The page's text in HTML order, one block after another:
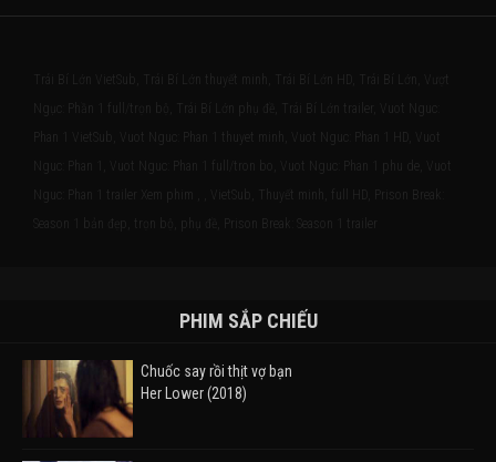
Trái Bí Lớn VietSub, Trái Bí Lớn thuyết minh, Trái Bí Lớn HD, Trái Bí Lớn, Vượt
Ngục: Phần 1 full/trọn bộ, Trái Bí Lớn phụ đề, Trái Bí Lớn trailer, Vuot Nguc:
Phan 1 VietSub, Vuot Nguc: Phan 1 thuyet minh, Vuot Nguc: Phan 1 HD, Vuot
Nguc: Phan 1, Vuot Nguc: Phan 1 full/tron bo, Vuot Nguc: Phan 1 phu de, Vuot
Nguc: Phan 1 trailer Xem phim , , VietSub, Thuyết minh, full HD, Prison Break:
Season 1 bản đẹp, trọn bộ, phụ đề, Prison Break: Season 1 trailer
PHIM SẮP CHIẾU
Chuốc say rồi thịt vợ bạn
Her Lower (2018)